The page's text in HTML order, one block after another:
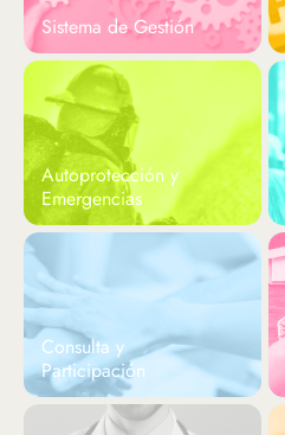
Sistema de Gestión
Autoprotección y
Emergencias
Consulta y
Participación